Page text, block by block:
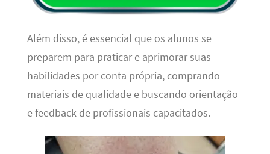
Além disso, é essencial que os alunos se
preparem para praticar e aprimorar suas
habilidades por conta própria, comprando
materiais de qualidade e buscando orientação
e feedback de profissionais capacitados.